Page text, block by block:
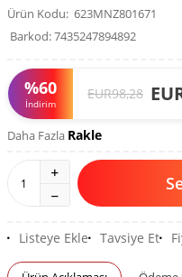
Ürün Kodu: 623MNZ801671
Barkod:7435247894892
%60
İndirim
EUR98,28
Daha Fazla Rakle
Listeye Ekle Tavsiye Et